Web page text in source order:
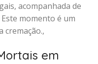
acompanhada de
momento é um
cremação.,
em